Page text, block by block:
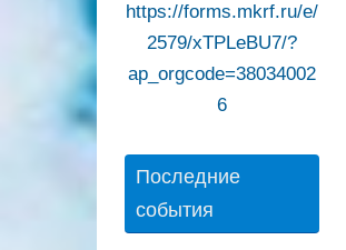
https://forms.mkrf.ru/e/
2579/xTPLeBU7/?
ap_orgcode=38034002
6
Последние
события